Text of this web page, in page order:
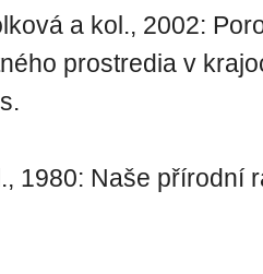
a kol., 2002:
prostredia v
1980: Naše přírodní